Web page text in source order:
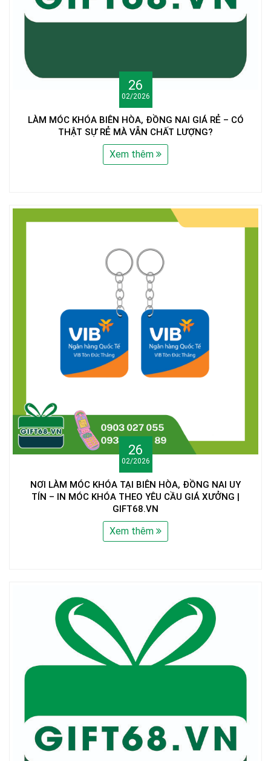
26
02/2026
LÀM MÓC KHÓA BIÊN HÒA, ĐỒNG NAI GIÁ RẺ – CÓ
THẬT SỰ RẺ MÀ VẪN CHẤT LƯỢNG?
Xem thêm
26
02/2026
NƠI LÀM MÓC KHÓA TẠI BIÊN HÒA, ĐỒNG NAI UY
TÍN – IN MÓC KHÓA THEO YÊU CẦU GIÁ XƯỞNG |
GIFT68.VN
Xem thêm